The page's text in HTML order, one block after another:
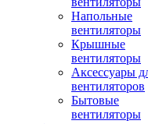
Напольные
вентиляторы
Крышные
вентиляторы
Аксессуары
вентиляторов
Бытовые
вентиляторы